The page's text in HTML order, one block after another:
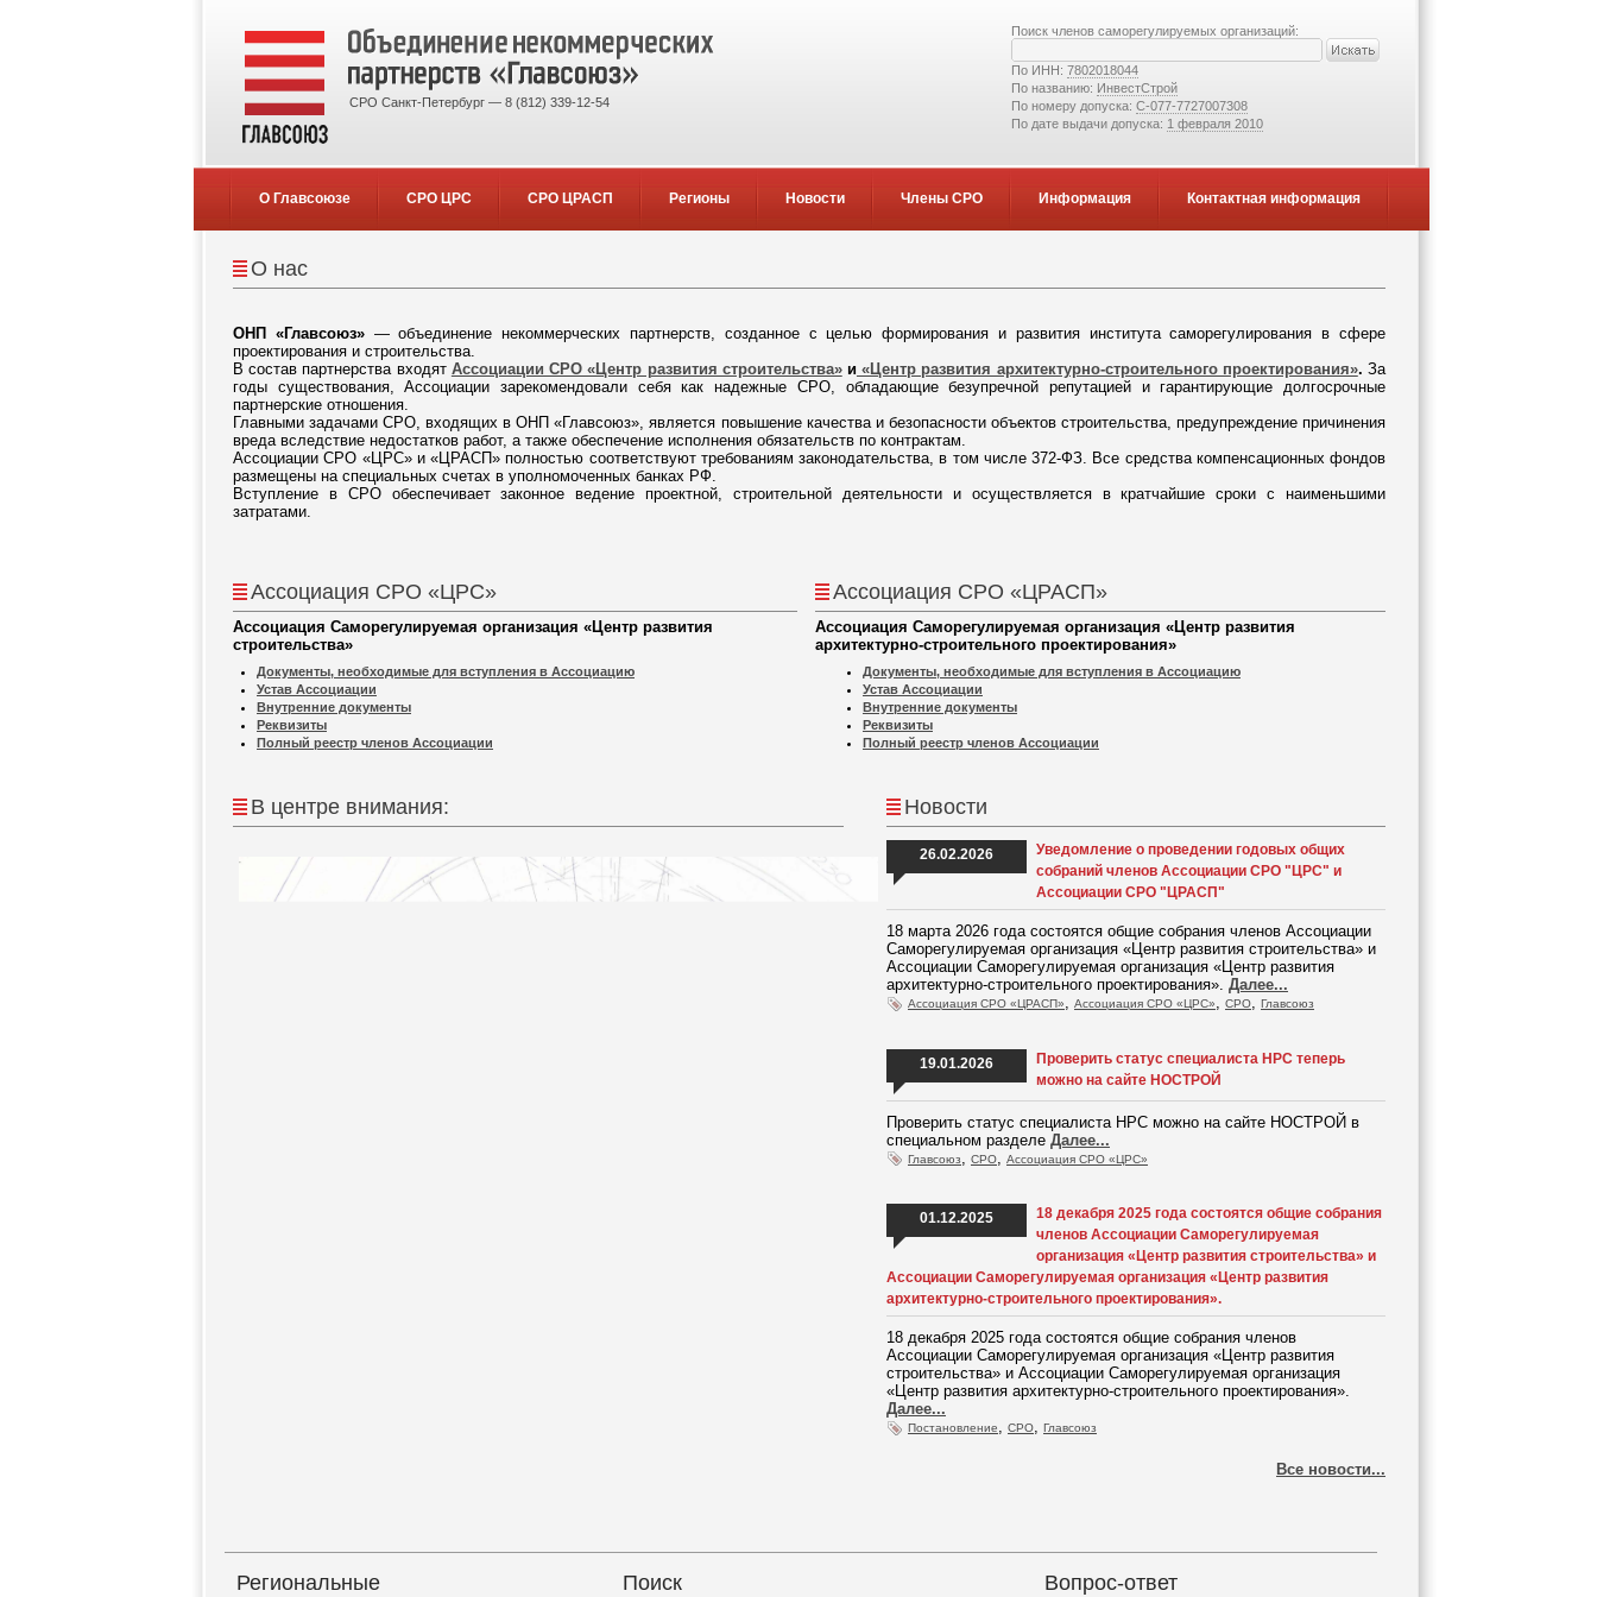
СРО Санкт-Петербург — 8 (812) 339-12-54
Поиск членов саморегулируемых организаций:
По ИНН: 7802018044
По названию: ИнвестСтрой
По номеру допуска: С-077-7727007308
По дате выдачи допуска: 1 февраля 2010
О Главсоюзе СРО ЦРС СРО ЦРАСП Регионы Новости Члены СРО Информация Контактная информация
О нас
ОНП «Главсоюз»— объединение некоммерческих партнерств, созданное с целью формирования и развития института саморегулирования в сфере
проектирования и строительства.
В состав партнерства входят Ассоциации СРО «Центр развития строительства»и «Центр развития архитектурно-строительного проектирования». За
годы существования, Ассоциации зарекомендовали себя как надежные СРО, обладающие безупречной репутацией и гарантирующие долгосрочные
партнерские отношения.
Главными задачами СРО, входящих в ОНП «Главсоюз», является повышение качества и безопасности объектов строительства, предупреждение причинения
вреда вследствие недостатков работ, а также обеспечение исполнения обязательств по контрактам.
Ассоциации СРО «ЦРС» и «ЦРАСП» полностью соответствуют требованиям законодательства, в том числе 372-ФЗ. Все средства компенсационных фондов
размещены на специальных счетах в уполномоченных банках РФ.
Вступление в СРО обеспечивает законное ведение проектной, строительной деятельности и осуществляется в кратчайшие сроки с наименьшими
затратами.
Ассоциация СРО «ЦРС»
Ассоциация Саморегулируемая организация «Центр развития
строительства»
Документы, необходимые для вступления в Ассоциацию
Устав Ассоциации
Внутренние документы
Реквизиты
Полный реестр членов Ассоциации
Ассоциация СРО «ЦРАСП»
Ассоциация Саморегулируемая организация «Центр развития
архитектурно-строительного проектирования»
Документы, необходимые для вступления в Ассоциацию
Устав Ассоциации
Внутренние документы
Реквизиты
Полный реестр членов Ассоциации
В центре внимания: Новости
26.02.2026
Уведомление о проведении годовых общих
собраний членов Ассоциации СРО "ЦРС" и
Ассоциации СРО "ЦРАСП"
18 марта 2026 года состоятся общие собрания членов Ассоциации
Саморегулируемая организация «Центр развития строительства» и
Ассоциации Саморегулируемая организация «Центр развития
архитектурно-строительного проектирования». Далее...
Ассоциация СРО «ЦРАСП», Ассоциация СРО «ЦРС», СРО, Главсоюз
19.01.2026
Проверить статус специалиста НРС теперь
можно на сайте НОСТРОЙ
Проверить статус специалиста НРС можно на сайте НОСТРОЙ в
специальном разделе Далее...
Главсоюз СРО Ассоциация СРО «ЦРС»
01.12.2025
18 декабря 2025 года состоятся общие собрания
членов Ассоциации Саморегулируемая
организация «Центр развития строительства» и
Ассоциации Саморегулируемая организация «Центр развития
архитектурно-строительного проектирования».
18 декабря 2025 года состоятся общие собрания членов
Ассоциации Саморегулируемая организация «Центр развития
строительства» и Ассоциации Саморегулируемая организация
«Центр развития архитектурно-строительного проектирования».
Далее...
Постановление, СРО, Главсоюз
Все новости...
Региональные
Вопрос-ответ
Поиск